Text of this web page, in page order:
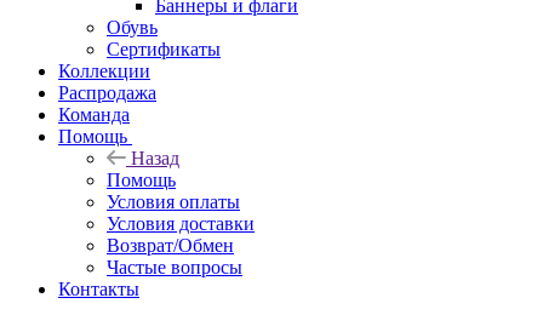
Баннеры и флаги
Обувь
Сертификаты
Коллекции
Распродажа
Команда
Помощь
Назад
Помощь
Условия оплаты
Условия доставки
Возврат/Обмен
Частые вопросы
Контакты